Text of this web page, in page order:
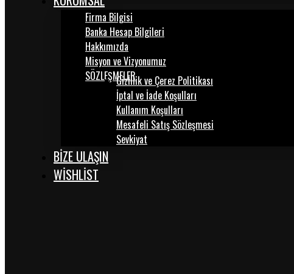
Firma Bilgisi
Banka Hesap Bilgileri
Hakkımızda
Misyon ve Vizyonumuz
SÖZLEŞMELERGizlilik ve Çerez Politikası
İptal ve İade Koşulları
Kullanım Koşulları
Mesafeli Satış Sözleşmesi
Sevkiyat
BİZE ULAŞIN
WISHLIST